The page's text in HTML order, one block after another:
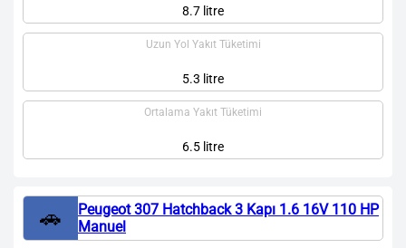
8.7 litre
Uzun Yol Yakıt Tüketimi
5.3 litre
Ortalama Yakıt Tüketimi
6.5 litre
🚗
Peugeot 307 Hatchback 3 Kapı 1.6 16V 110 HP
Manuel